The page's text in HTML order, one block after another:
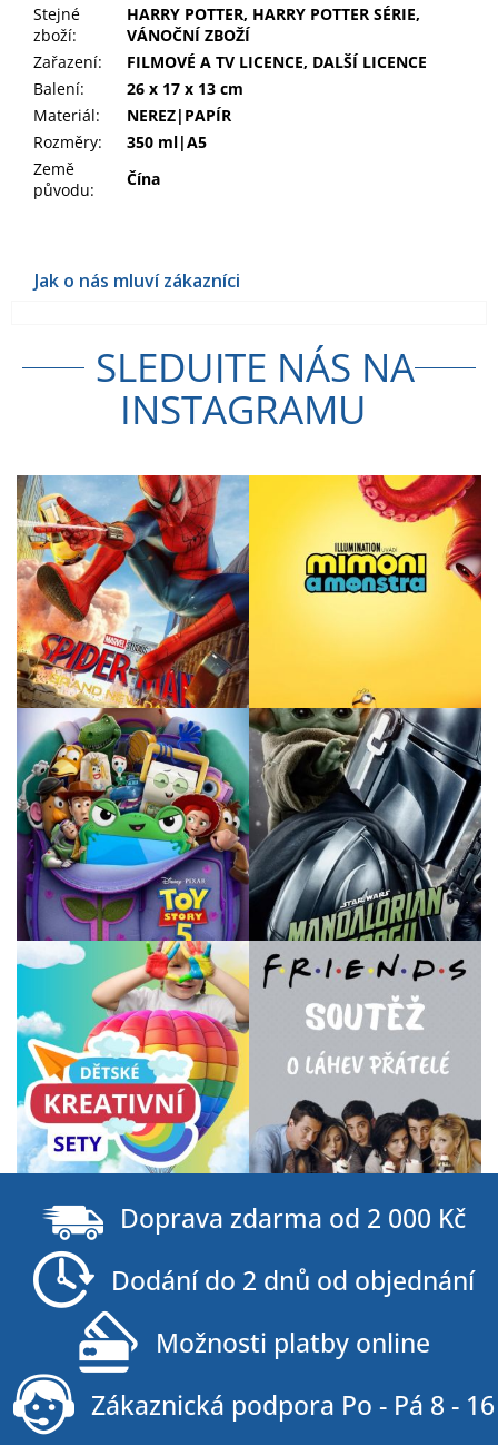
Stejné
zboží:
HARRY POTTER, HARRY POTTER SÉRIE,
VÁNOČNÍ ZBOŽÍ
Zařazení:
FILMOVÉ A TV LICENCE, DALŠÍ LICENCE
Balení:
26 x 17 x 13 cm
Materiál:
NEREZ|PAPÍR
Rozměry:
350 ml|A5
Země
původu:
Čína
SLEDUJTE NÁS NA
INSTAGRAMU
Doprava zdarma od 2 000 Kč
Dodání do 2 dnů od objednání
Možnosti platby online
Zákaznická podpora Po - Pá 8 - 16